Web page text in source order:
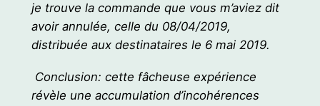
je trouve la commande que vous m’aviez dit
avoir annulée, celle du 08/04/2019,
distribuée aux destinataires le 6 mai 2019.
Conclusion: cette fâcheuse expérience
révèle une accumulation d’incohérences